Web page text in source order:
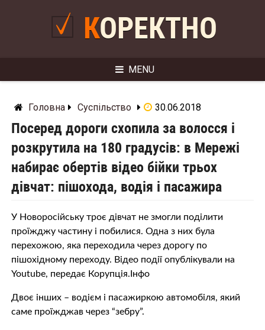
КОРЕКТНО
MENU
Головна Суспільство 30.06.2018
Посеред дороги схопила за волосся і
розкрутила на 180 градусів: в Мережі
набирає обертів відео бійки трьох
дівчат: пішохода, водія і пасажира
У Новоросійську троє дівчат не змогли поділити
проїжджу частину і побилися. Одна з них була
перехожою, яка переходила через дорогу по
пішохідному переходу. Відео події опублікували на
Youtube, передає Корупція.Інфо
Двоє інших – водієм і пасажиркою автомобіля, який
саме проїжджав через “зебру”.